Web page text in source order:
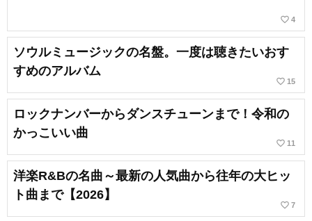
favorite_border 4
ソウルミュージックの名盤。一度は聴きたいおす
すめのアルバム
favorite_border 15
ロックナンバーからダンスチューンまで！令和の
かっこいい曲
favorite_border 11
洋楽R&Bの名曲～最新の人気曲から往年の大ヒッ
ト曲まで【2026】
favorite_border 7